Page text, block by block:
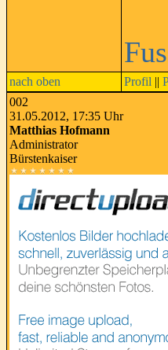
nach oben Profil ||
002
31.05.2012, 17:35 Uhr
Matthias Hofmann
Administrator
Bürstenkaiser